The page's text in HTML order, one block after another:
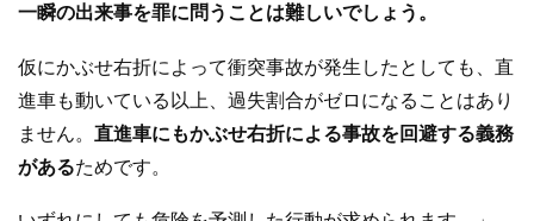
一瞬の出来事を罪に問うことは難しいでしょう。
仮にかぶせ右折によって衝突事故が発生したとしても、直
進車も動いている以上、過失割合がゼロになることはあり
ません。 直進車にもかぶせ右折による事故を回避する義務
があるためです。